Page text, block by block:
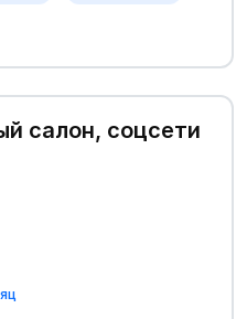
салон, соцсети